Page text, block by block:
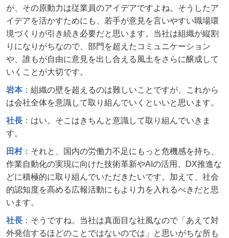
が、その原動力は従業員のアイデアですよね。そうしたア
イデアを活かすためにも、若手が意見を言いやすい職場環
境づくりが引き続き必要だと思います。当社は組織が縦割
りになりがちなので、部門を超えたコミュニケーション
や、誰もが自由に意見を出し合える風土をさらに醸成して
いくことが大切です。
岩本：組織の壁を超えるのは難しいことですが、これから
は会社全体を意識して取り組んでいくといいと思います。
社長 ：はい。そこはきちんと意識して取り組んでいきま
す。
田村：それと、国内の労働力不足にもっと危機感を持ち、
作業自動化の実現に向けた技術革新やAIの活用、DX推進な
どに積極的に取り組んでいただきたいです。加えて、社会
的認知度を高める広報活動にもより力を入れるべきだと思
います。
社長 ：そうですね。当社は真面目な社風なので「あえて対
外発信するほどのことではないのでは」と思いがちな所も